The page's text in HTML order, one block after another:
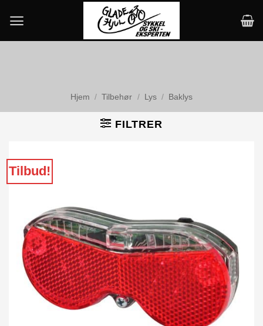
content
Hjem / Tilbehør / Lys / Baklys
FILTRER
Tilbud!